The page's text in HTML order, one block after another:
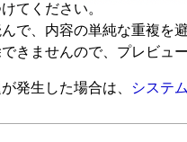
てください。
で、内容の単純な重複を
きませんので、プレビュ
発生した場合は、 システ